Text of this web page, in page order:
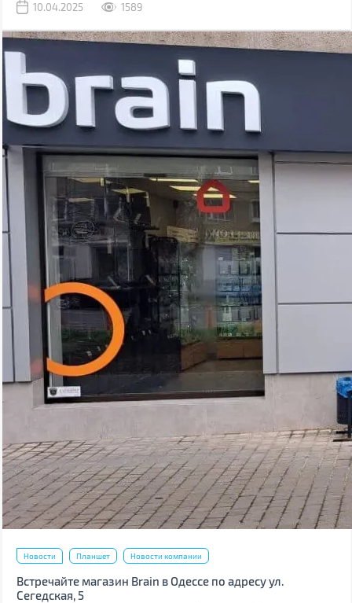
10.04.2025
1589
Новости Планшет Новости компании
Встречайте магазин Brain в Одессе по адресу ул.
Сегедская, 5